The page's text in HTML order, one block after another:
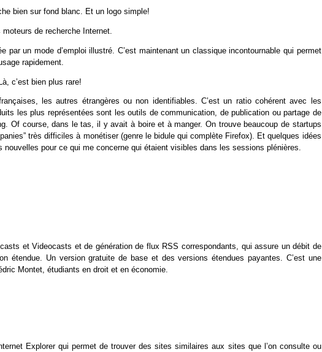
bien sur fond blanc. Et un logo simple!
de recherche Internet.
par un mode d’emploi illustré. C’est maintenant un classique incontournable qui permet
rapidement.
Là, c’est bien plus rare!
les autres étrangères ou non identifiables. C’est un ratio cohérent avec les
les plus représentées sont les outils de communication, de publication ou partage de
Of course, dans le tas, il y avait à boire et à manger. On trouve beaucoup de startups
très difficiles à monétiser (genre le bidule qui complète Firefox). Et quelques idées
pour ce qui me concerne qui étaient visibles dans les sessions plénières.
et Videocasts et de génération de flux RSS correspondants, qui assure un débit de
étendue. Un version gratuite de base et des versions étendues payantes. C’est une
Montet, étudiants en droit et en économie.
Explorer qui permet de trouver des sites similaires aux sites que l’on consulte ou